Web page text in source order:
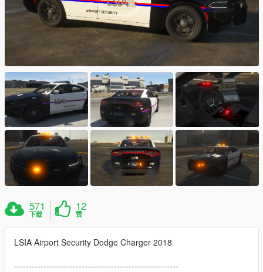
571
下载
12
赞
LSIA Airport Security Dodge Charger 2018
--------------------------------------------------------